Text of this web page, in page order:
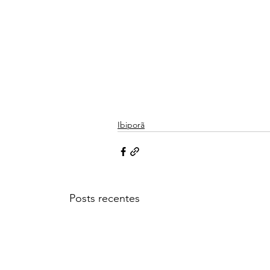
Ibiporã
Posts recentes